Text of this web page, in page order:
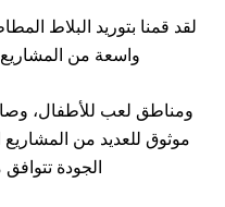
لقد قمنا بتوريد البلاط
واسعة من
ومناطق لعب للأطفال،
موثوق للعديد من
الجودة